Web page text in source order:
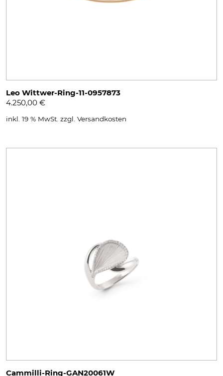
Leo Wittwer-Ring-11-0957873
4.250,00 €
inkl. 19 % MwSt. zzgl. Versandkosten
Cammilli-Ring-GAN20061W